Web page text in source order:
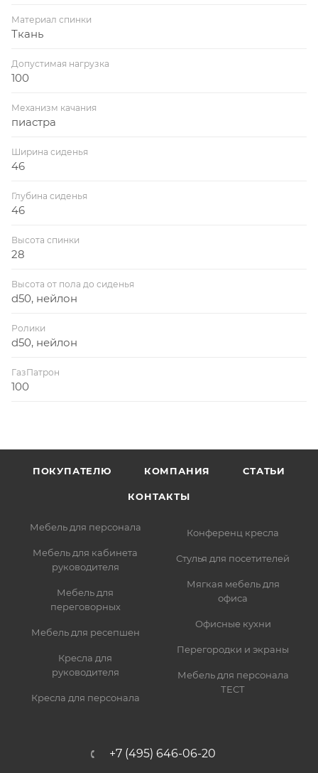
Материал спинки
Ткань
Допустимая нагрузка
100
Механизм качания
пиастра
Ширина сиденья
46
Глубина сиденья
46
Высота спинки
28
Высота от пола до сиденья
d50, нейлон
Ролики
d50, нейлон
ГазПатрон
100
ПОКУПАТЕЛЮ КОМПАНИЯ СТАТЬИ
КОНТАКТЫ
Мебель для персонала
Мебель для кабинета
руководителя
Мебель для
переговорных
Мебель для ресепшен
Кресла для
руководителя
Кресла для персонала
Конференц кресла
Стулья для посетителей
Мягкая мебель для
офиса
Офисные кухни
Перегородки и экраны
Мебель для персонала
ТЕСТ
+7 (495) 646-06-20